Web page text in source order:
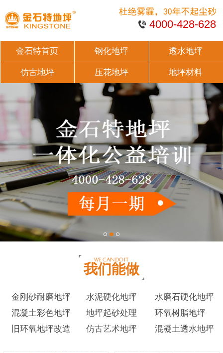
4000-428-628
金石特首页 钢化地坪 透水地坪
仿古地坪 压花地坪 地坪材料
我们能做
金刚砂耐磨地坪 水泥硬化地坪
水磨石硬化地坪
混凝土彩色地坪
地坪起砂处理
环氧树脂地坪
旧环氧地坪改造
仿古艺术地坪 混凝土透水地坪